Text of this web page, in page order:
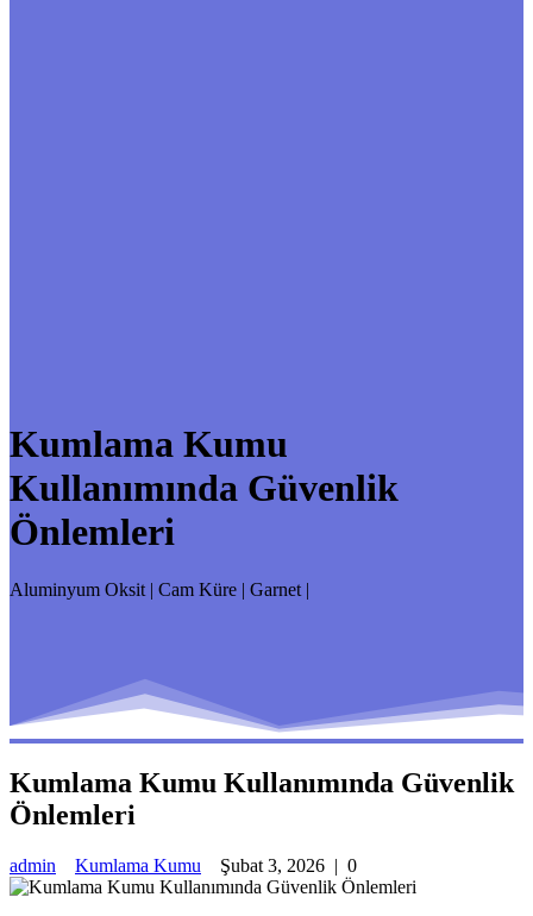
Kumlama Kumu
Kullanımında Güvenlik
Önlemleri
Aluminyum Oksit | Cam Küre | Garnet |
Kumlama Kumu Kullanımında Güvenlik
Önlemleri
admin Kumlama Kumu Şubat 3, 2026 | 0